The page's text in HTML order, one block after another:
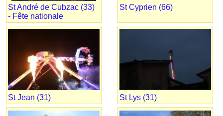
St André de Cubzac (33)
- Fête nationale
St Cyprien (66)
St Jean (31) St Lys (31)